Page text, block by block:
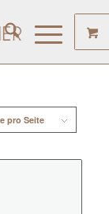
pro Seite